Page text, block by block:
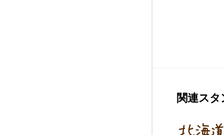
関連スタ